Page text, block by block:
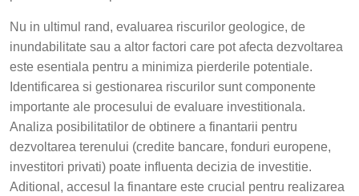
Nu in ultimul rand, evaluarea riscurilor geologice, de
inundabilitate sau a altor factori care pot afecta dezvoltarea
este esentiala pentru a minimiza pierderile potentiale.
Identificarea si gestionarea riscurilor sunt componente
importante ale procesului de evaluare investitionala.
Analiza posibilitatilor de obtinere a finantarii pentru
dezvoltarea terenului (credite bancare, fonduri europene,
investitori privati) poate influenta decizia de investitie.
Aditional, accesul la finantare este crucial pentru realizarea